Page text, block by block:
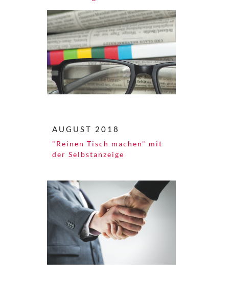
AUGUST 2018
"Reinen Tisch machen" mit
der Selbstanzeige